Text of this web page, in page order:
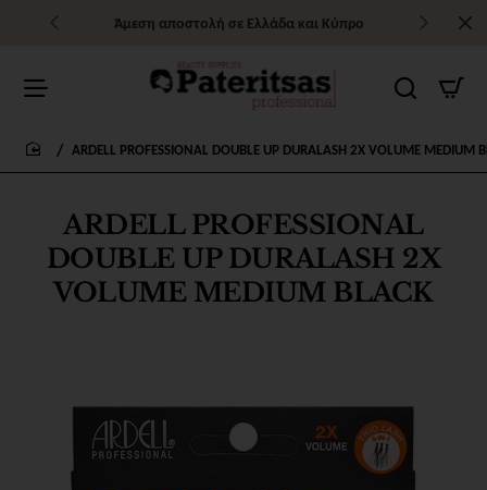
Άμεση αποστολή σε Ελλάδα και Κύπρο
ARDELL PROFESSIONAL
DOUBLE UP DURALASH 2X
VOLUME MEDIUM BLACK
ARDELL PROFESSIONAL DOUBLE UP DURALASH 2X VOLUME MEDIUM